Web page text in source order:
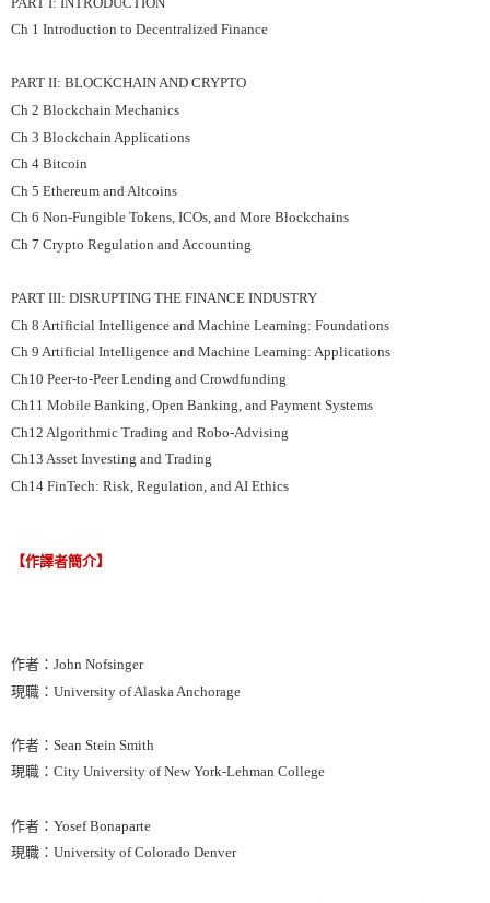
Ch 1 Introduction to Decentralized Finance
PART II: BLOCKCHAIN AND CRYPTO
Ch 2 Blockchain Mechanics
Ch 3 Blockchain Applications
Ch 4 Bitcoin
Ch 5 Ethereum and Altcoins
Ch 6 Non-Fungible Tokens, ICOs, and More Blockchains
Ch 7 Crypto Regulation and Accounting
PART III: DISRUPTING THE FINANCE INDUSTRY
Ch 8 Artificial Intelligence and Machine Learning: Foundations
Ch 9 Artificial Intelligence and Machine Learning: Applications
Ch10 Peer-to-Peer Lending and Crowdfunding
Ch11 Mobile Banking, Open Banking, and Payment Systems
Ch12 Algorithmic Trading and Robo-Advising
Ch13 Asset Investing and Trading
Ch14 FinTech: Risk, Regulation, and AI Ethics
【作譯者簡介】
作者：John Nofsinger
現職：University of Alaska Anchorage
作者：Sean Stein Smith
現職：City University of New York-Lehman College
作者：Yosef Bonaparte
現職：University of Colorado Denver